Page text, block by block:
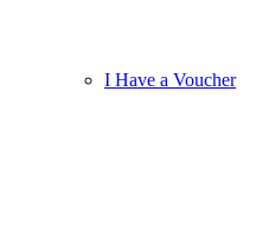
I Have a Voucher